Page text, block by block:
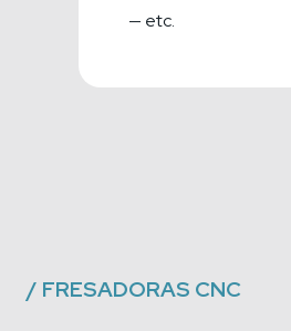
etc.
/ FRESADORAS CNC